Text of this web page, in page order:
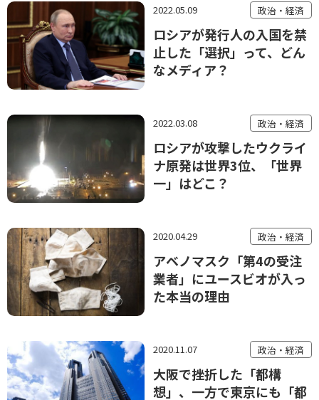
2022.05.09 政治・経済
ロシアが発行人の入国を禁
止した「選択」って、どん
なメディア？
2022.03.08 政治・経済
ロシアが攻撃したウクライ
ナ原発は世界3位、「世界
一」はどこ？
2020.04.29 政治・経済
アベノマスク「第4の受注
業者」にユースビオが入っ
た本当の理由
2020.11.07 政治・経済
大阪で挫折した「都構
想」、一方で東京にも「都